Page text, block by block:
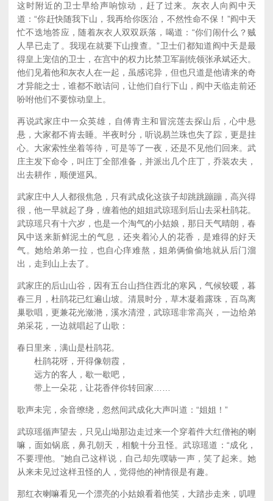
这时附近的卫士早给声响惊动，赶了过来。灰衣人向阎中天
道：“你赶快随我下山，我再给你医治，不然性命不保！”阎中天
忙不迭地答应，随着灰衣人双双跃落，喝道：“你们闹什么？贼
人早已走了。我现在就要下山搜查。”卫士们都知道阎中天是最
得皇上宠信的卫士，在宫中的权力比禁卫军副统领张承斌还大。
他们见着他和灰衣人在一起，虽感诧异，但也只道是他请来的奇
才异能之士，谁都不敢诘问，让他们自行下山，阎中天临走前还
吩咐他们不要惊动皇上。
再说武家庄中一众英雄，自傅青主和冒浣莲去探山后，心中悬
悬，大家都不肯去睡。半夜时分，听说易兰珠也失了踪，更是挂
心。大家索性坐着等待，可是等了一夜，还是不见他们回来。武
庄主发下命令，叫庄丁全部准备，并派出几个庄丁，乔装农夫，
出去耕作，顺便巡风。
武家庄中人人都很焦急，只有武成化这孩子却跳跳蹦蹦，高兴得
很，他一早就起了身，缠着他的姐姐武琼瑶到后山去采杜鹃花。
武琼瑶只有十六岁，也是一个淘气的小姑娘，那日天气晴朗，春
风中送来新鲜泥土的气息，还夹着沁人的花香，是难得的好天
气。她给弟弟一拉，也自心痒难熬，姐弟俩偷偷地就从后门溜
出，走到山上去了。
武家庄的后山山谷，因有五台山挡住西北的寒风，气候较暖，暮
春三月，杜鹃花已红遍山坡。清晨时分，草木凝着露珠，百鸟离
巢歌唱，更兼花光潋滟，溪水清澄，武琼瑶非常高兴，一边给弟
弟采花，一边就唱起了山歌：
春日里来，满山是杜鹃花。
杜鹃花呀，开得像朝霞，
远方的客人，歇一歇吧，
带上一朵花，让花香伴你转回家……
歌声未完，余音缭绕，忽然间武成化大声叫道：“姐姐！”
武琼瑶循声望去，只见山坳那边走过来一个穿着件大红僧袍的喇
嘛，面如锅底，鼻孔朝天，相貌十分丑怪。武琼瑶道：“成化，
不要理他。”她自己这样说，自己却先噗哧一声，笑了起来。她
从来未见过这样丑怪的人，觉得他的神情很是有趣。
那红衣喇嘛看见一个漂亮的小姑娘看着他笑，大踏步走来，叽哩